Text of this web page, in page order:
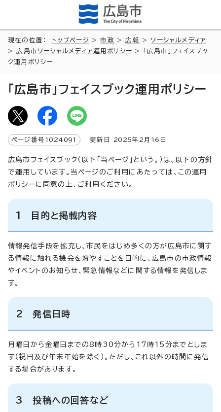
現在の位置： トップページ >市政 >広報 > ソーシャルメディア
>広島市ソーシャルメディア運用ポリシー > 「広島市」フェイスブッ
ク運用ポリシー
「広島市」フェイスブック運用ポリシー
ページ番号 1024091 更新日 2025年2月 16 日
広島市フェイスブック（以下「当ページ」という。）は、以下の方針
で運用しています。当ページのご利用にあたっては、この運用
ポリシーに同意の上、ご利用ください。
1 目的と掲載内容
情報発信手段を拡充し、市民をはじめ多くの方が広島市に関す
る情報に触れる機会を増やすことを目的に、広島市の市政情報
やイベントのお知らせ、緊急情報などに関する情報を発信しま
す。
2 発信日時
月曜日から金曜日までの8時30分から17時15分までとしま
す（祝日及び年末年始を除く）。ただし、これ以外の時間に発信
する場合があります。
3 投稿への回答など